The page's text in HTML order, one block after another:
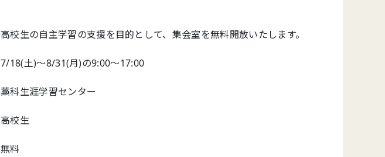
高校生の自主学習の支援を目的として、集会室を無料開放いたします。
7/18(土)～8/31(月)の9:00～17:00
藁科生涯学習センター
高校生
無料